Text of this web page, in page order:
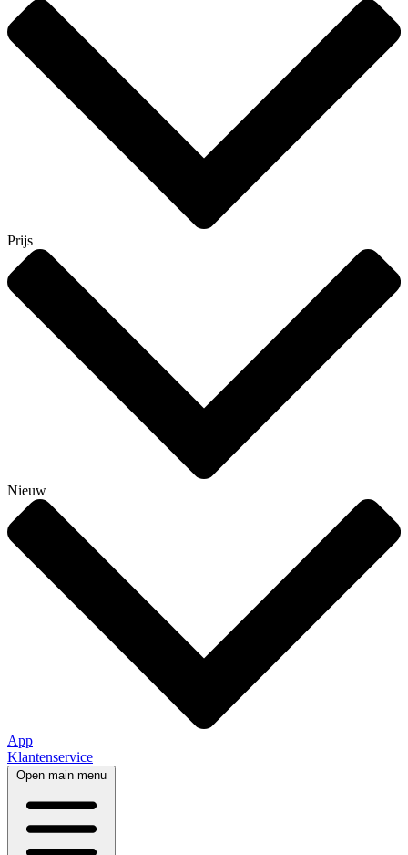
Prijs
Nieuw
App
Klantenservice
Open main menu